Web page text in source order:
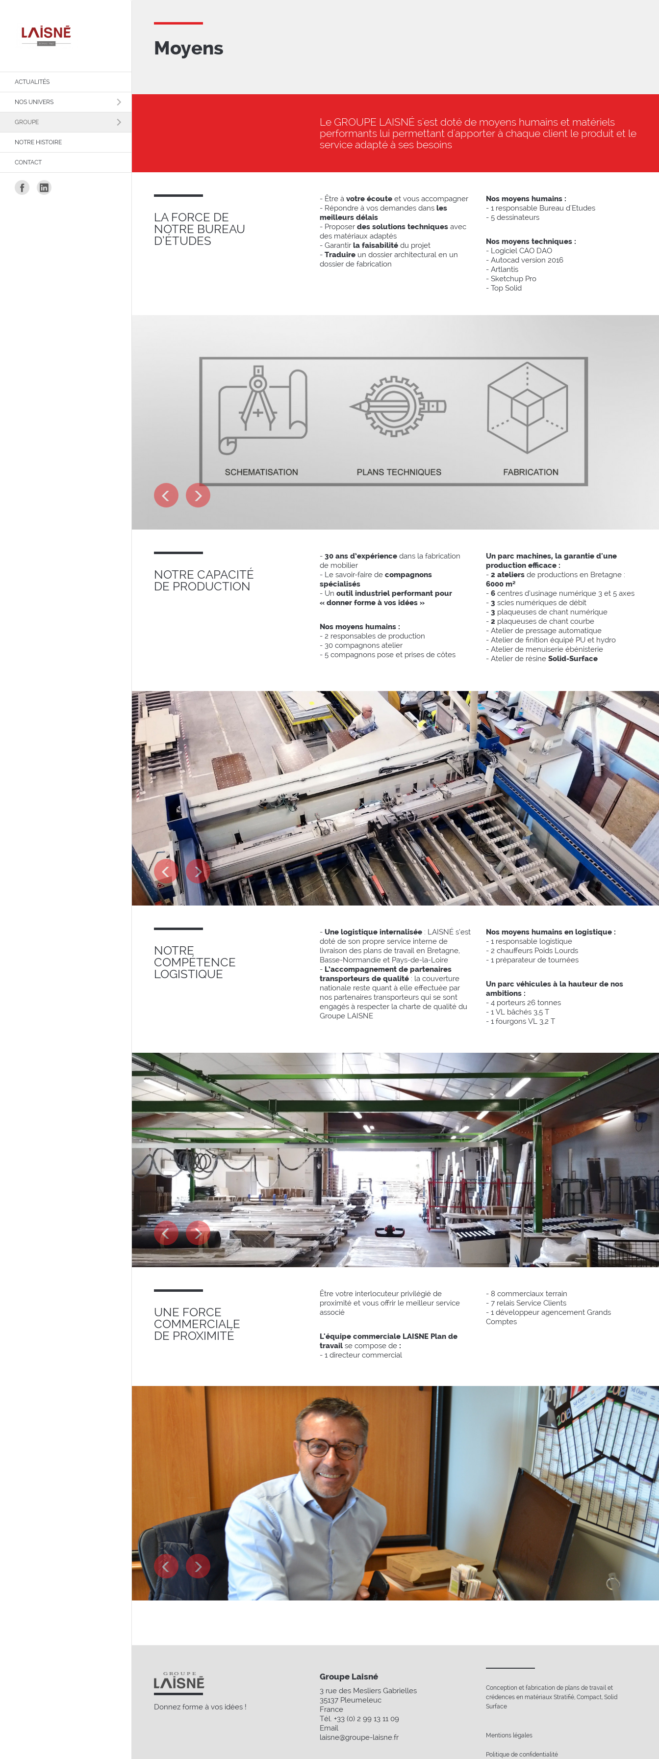
ACTUALITÉS
NOS UNIVERS
GROUPE
NOTRE HISTOIRE
CONTACT
Moyens
Le GROUPE LAISNÉ s'est doté de moyens humains et matériels
performants lui permettant d'apporter à chaque client le produit et le
service adapté à ses besoins
LA FORCE DE
NOTRE BUREAU
D’ÉTUDES
- Être àvotre écoute et vous accompagner
- Répondre à vos demandes dansles
meilleurs délais
- Proposerdes solutions techniques avec
des matériaux adaptés
- Garantirla faisabilitédu projet
-Traduire un dossier architectural en un
dossier de fabrication
Nos moyens humains :
- 1 responsable Bureau d'Etudes
- 5 dessinateurs
Nos moyens techniques :
- Logiciel CAO DAO
- Autocad version 2016
- Artlantis
- Sketchup Pro
- Top Solid
Suivant Précédent
NOTRE CAPACITÉ
DE PRODUCTION
-30 ans d’expérience dans la fabrication
de mobilier
- Le savoir-faire decompagnons
spécialisés
- Unoutil industriel performant pour
« donner forme à vos idées »
Nos moyens humains :
- 2 responsables de production
- 30 compagnons atelier
- 5 compagnons pose et prises de côtes
Un parc machines, la garantie d'une
production efficace :
- 2 ateliersde productions en Bretagne :
6000 m²
- 6centres d’usinage numérique 3 et 5 axes
- 3 scies numériques de débit
- 3 plaqueuses de chant numérique
- 2 plaqueuses de chant courbe
- Atelier de pressage automatique
- Atelier de finition équipé PU et hydro
- Atelier de menuiserie ébénisterie
- Atelier de résine Solid-Surface
SuivantPrécédent
NOTRE
COMPÉTENCE
LOGISTIQUE
-Une logistique internalisée : LAISNÉ s’est
doté de son propre service interne de
livraison des plans de travail en Bretagne,
Basse-Normandie et Pays-de-la-Loire
- L’accompagnement de partenaires
transporteurs de qualité : la couverture
nationale reste quant à elle effectuée par
nos partenaires transporteurs qui se sont
engagés à respecter la charte de qualité du
Groupe LAISNE
Nos moyens humains en logistique :
- 1 responsable logistique
- 2 chauffeurs Poids Lourds
- 1 préparateur de tournées
Un parc véhicules à la hauteur de nos
ambitions :
- 4 porteurs 26 tonnes
- 1 VL bâchés 3,5 T
- 1 fourgons VL 3,2 T
SuivantPrécédent
UNE FORCE
COMMERCIALE
DE PROXIMITÉ
Être votre interlocuteur privilégié de
proximité et vous offrir le meilleur service
associé
L'équipe commerciale LAISNE Plan de
travailse compose de :
- 1 directeur commercial
- 8 commerciaux terrain
- 7 relais Service Clients
- 1 développeur agencement Grands
Comptes
Suivant Précédent
Donnez forme à vos idées !
Groupe Laisné
3 rue des Mesliers Gabrielles
35137 Pleumeleuc
France
Tél. +33 (0) 2 99 13 11 09
Email
laisne@groupe-laisne.fr
Conception et fabrication de plans de travail et
crédences en matériaux Stratifié, Compact, Solid
Surface
Mentions légales
Politique de confidentialité